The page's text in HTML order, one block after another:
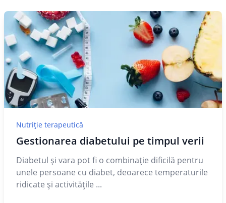
Nutriție terapeutică
Gestionarea diabetului pe timpul verii
Diabetul și vara pot fi o combinație dificilă pentru
unele persoane cu diabet, deoarece temperaturile
ridicate și activitățile ...